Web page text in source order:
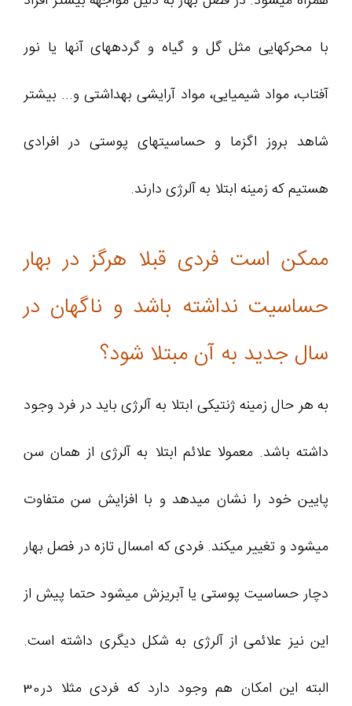
با محرکهایی مثل گل و گیاه و گردههای آنها یا نور
آفتاب، مواد شیمیایی، مواد آرایشی بهداشتی و... بیشتر
شاهد بروز اگزما و حساسیتهای پوستی در افرادی
هستیم که زمینه ابتلا به آلرژی دارند.
ممکن است فردی قبلا هرگز در بهار
حساسیت نداشته باشد و ناگهان در
سال جدید به آن مبتلا شود؟
به هر حال زمینه ژنتیکی ابتلا به آلرژی باید در فرد وجود
داشته باشد. معمولا علائم ابتلا به آلرژی از همان سن
پایین خود را نشان میدهد و با افزایش سن متفاوت
میشود و تغییر میکند. فردی که امسال تازه در فصل بهار
دچار حساسیت پوستی یا آبریزش میشود حتما پیش از
این نیز علائمی از آلرژی به شکل دیگری داشته است.
البته این امکان هم وجود دارد که فردی مثلا در30